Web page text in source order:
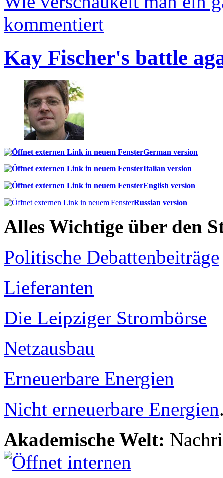
kommentiert
Kay Fischer's battle
German version
Italian version
English version
Russian version
Alles Wichtige über den
Politische Debattenbeiträge
Lieferanten
Die Leipziger Strombörse
Netzausbau
Erneuerbare Energien
Nicht erneuerbare Energien
Akademische Welt: